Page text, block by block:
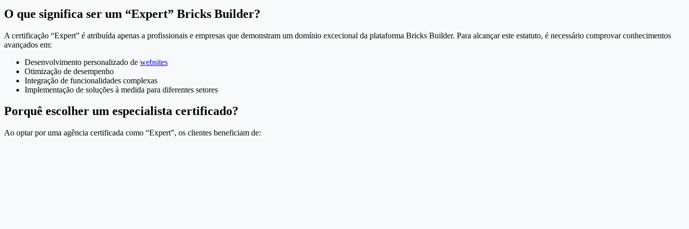
O que significa ser um “Expert” Bricks Builder?
A certificação “Expert” é atribuída apenas a profissionais e empresas que demonstram um domínio excecional da plataforma Bricks Builder. Para alcançar este estatuto, é necessário comprovar conhecimentos
avançados em:
Desenvolvimento personalizado de websites
Otimização de desempenho
Integração de funcionalidades complexas
Implementação de soluções à medida para diferentes setores
Porquê escolher um especialista certificado?
Ao optar por uma agência certificada como “Expert”, os clientes beneficiam de: